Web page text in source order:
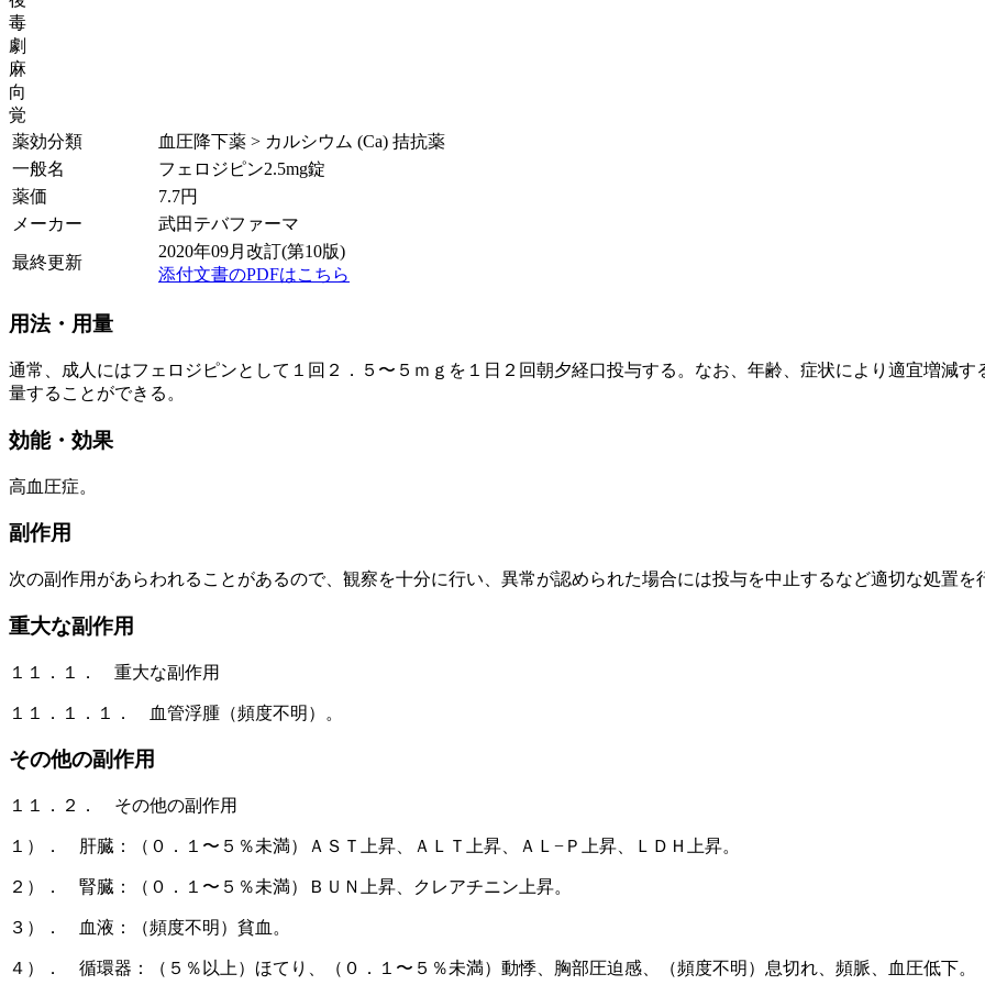
毒
劇
麻
向
覚
薬効分類
血圧降下薬 > カルシウム (Ca) 拮抗薬
一般名
フェロジピン2.5mg錠
薬価
7.7円
メーカー
武田テバファーマ
最終更新
2020年09月改訂(第10版)
添付文書のPDFはこちら
用法・用量
通常、成人にはフェロジピンとして１回２．５〜５ｍｇを１日２回朝夕経口投与する。なお、年齢、症状により適宜増減
量することができる。
効能・効果
高血圧症。
副作用
次の副作用があらわれることがあるので、観察を十分に行い、異常が認められた場合には投与を中止するなど適切な処置を
重大な副作用
１１．１． 重大な副作用
１１．１．１． 血管浮腫（頻度不明）。
その他の副作用
１１．２． その他の副作用
１）． 肝臓：（０．１〜５％未満）ＡＳＴ上昇、ＡＬＴ上昇、ＡＬ−Ｐ上昇、ＬＤＨ上昇。
２）． 腎臓：（０．１〜５％未満）ＢＵＮ上昇、クレアチニン上昇。
３）． 血液：（頻度不明）貧血。
４）． 循環器：（５％以上）ほてり、（０．１〜５％未満）動悸、胸部圧迫感、（頻度不明）息切れ、頻脈、血圧低下。